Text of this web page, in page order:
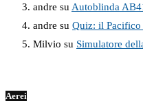
andre su Autoblinda
andre su Quiz: il Pacifico
Milvio su Simulatore
Aerei